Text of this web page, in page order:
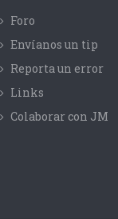
Foro
Envíanos un tip
Reporta un error
Links
Colaborar con JM